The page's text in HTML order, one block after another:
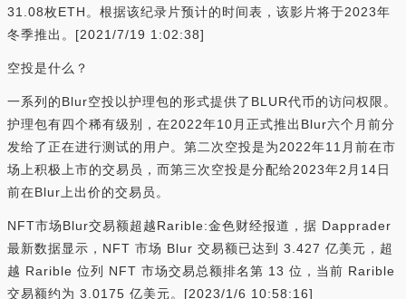
31.08枚ETH。根据该纪录片预计的时间表，该影片将于2023年
冬季推出。[2021/7/19 1:02:38]
空投是什么？
一系列的Blur空投以护理包的形式提供了BLUR代币的访问权限。
护理包有四个稀有级别，在2022年10月正式推出Blur六个月前分
发给了正在进行测试的用户。第二次空投是为2022年11月前在市
场上积极上市的交易员，而第三次空投是分配给2023年2月14日
前在Blur上出价的交易员。
NFT市场Blur交易额超越Rarible:金色财经报道，据 Dapprader
最新数据显示，NFT 市场 Blur 交易额已达到 3.427 亿美元，超
越 Rarible 位列 NFT 市场交易总额排名第 13 位，当前 Rarible
交易额约为 3.0175 亿美元。[2023/1/6 10:58:16]